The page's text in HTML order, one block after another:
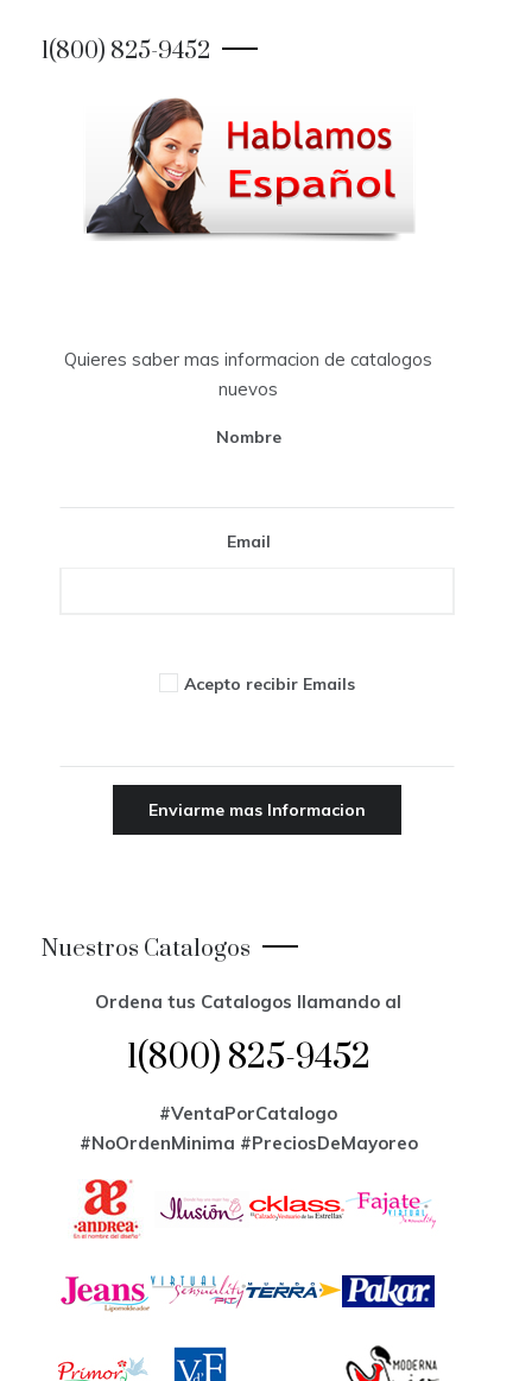
1(800) 825-9452
Quieres saber mas informacion de catalogos
nuevos
Nombre
Email
Acepto recibir Emails
Nuestros Catalogos
Ordena tus Catalogos llamando al
1(800) 825-9452
#VentaPorCatalogo
#NoOrdenMinima #PreciosDeMayoreo